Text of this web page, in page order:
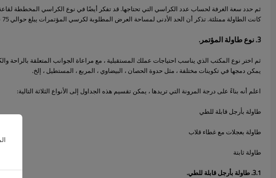
ثم حدد سعة الغرفة لحساب عدد الكراسي التي تحتاجها. قد تفكر أيضًا في نوع الكراسي المخططة
كانت الطاولة ممتلئة. تذكر أن الحد الأدنى لمساحة العرض المطلوبة لكرسي المؤتمرات يبلغ حوالي 75 سم.
3. نوع طاولة المؤتمر.
ثم اختر نوع المكتب الذي يناسب احتياجات عملك المستقبلية ، مع مراعاة الجوانب المتعلقة
يمكن دمجها في تكوينات مختلفة ، مثل حدوة الحصان ، البيضاوي ، المربع ، المستطيل ، إلخ.
اعلم أنه بناءً على درجة المرونة التي تريدها ، يمكن تقسيم هذه الجداول إلى الأنواع الثلاثة التالية:
طاولة بأرجل قابلة للطي
طاولة بعجلات مع غطاء قلاب
طاولة ثابتة
3.1. طاولة بأرجل قابلة للطي.